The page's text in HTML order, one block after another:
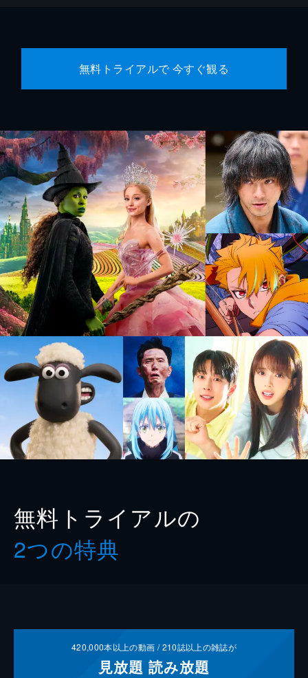
無料トライアルで 今すぐ観る
無料トライアルの
2つの特典
420,000本以上の動画 /210誌以上の雑誌が
見放題 読み放題